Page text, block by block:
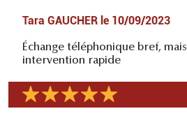
Tara GAUCHER le 10/09/2023
Échange téléphonique bref, mais
intervention rapide